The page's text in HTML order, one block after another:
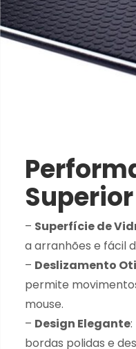
Superior
– Superfície de
a arranhões e fácil
– Deslizamento
permite
mouse.
– Design Elegante
bordas polidas e